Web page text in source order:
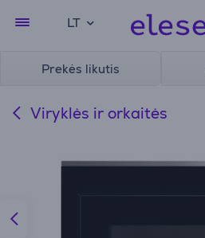
LT
Prekės likutis
Viryklės ir orkaitės